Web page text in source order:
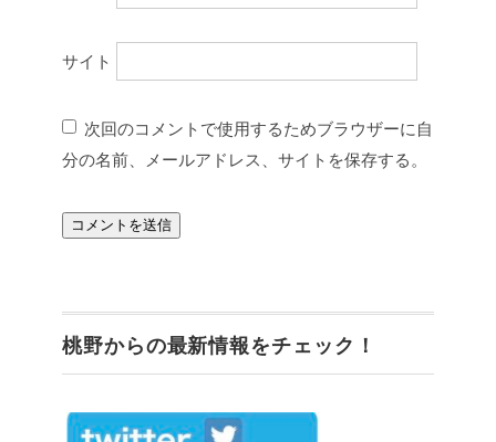
サイト
次回のコメントで使用するためブラウザーに自
分の名前、メールアドレス、サイトを保存する。
桃野からの最新情報をチェック！